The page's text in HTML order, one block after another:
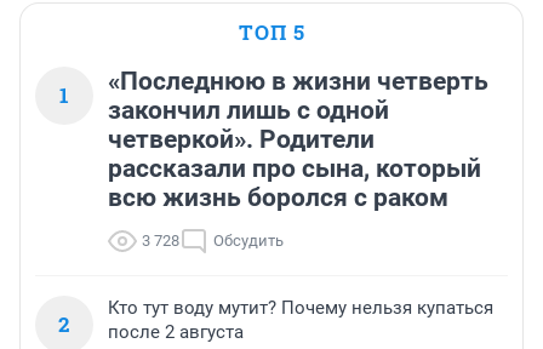
ТОП 5
1
«Последнюю в жизни четверть
закончил лишь с одной
четверкой». Родители
рассказали про сына, который
всю жизнь боролся с раком
3 728 Обсудить
2
Кто тут воду мутит? Почему нельзя купаться
после 2 августа